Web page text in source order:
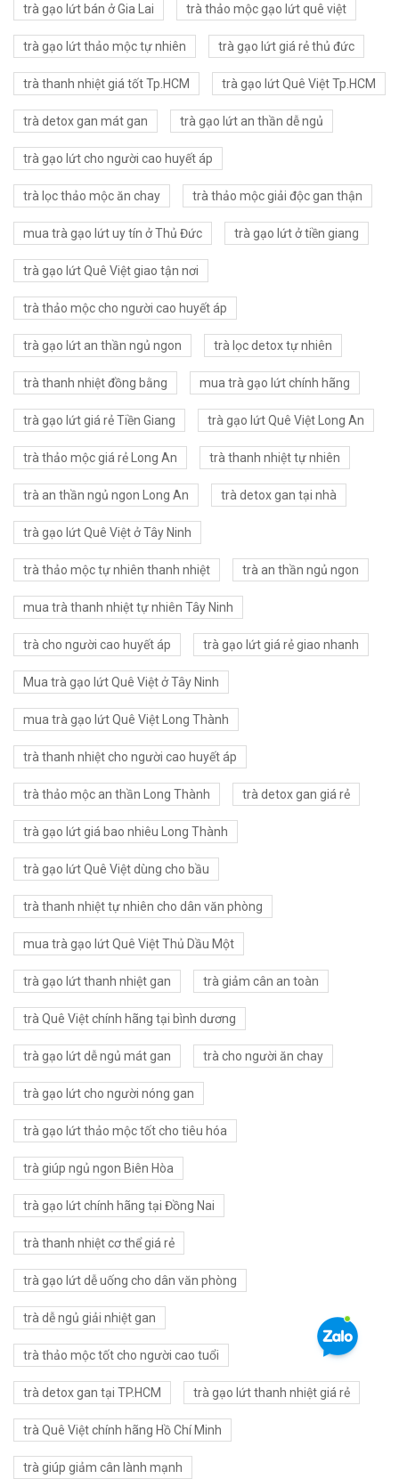
trà gạo lứt bán ở Gia Lai trà thảo mộc gạo lứt quê việt
trà gạo lứt thảo mộc tự nhiên trà gạo lứt giá rẻ thủ đức
trà thanh nhiệt giá tốt Tp.HCM trà gạo lứt Quê Việt Tp.HCM
trà detox gan mát gan trà gạo lứt an thần dễ ngủ
trà gạo lứt cho người cao huyết áp
trà lọc thảo mộc ăn chay trà thảo mộc giải độc gan thận
mua trà gạo lứt uy tín ở Thủ Đức trà gạo lứt ở tiền giang
trà gạo lứt Quê Việt giao tận nơi
trà thảo mộc cho người cao huyết áp
trà gạo lứt an thần ngủ ngon trà lọc detox tự nhiên
trà thanh nhiệt đồng bằng mua trà gạo lứt chính hãng
trà gạo lứt giá rẻ Tiền Giang trà gạo lứt Quê Việt Long An
trà thảo mộc giá rẻ Long An trà thanh nhiệt tự nhiên
trà an thần ngủ ngon Long An trà detox gan tại nhà
trà gạo lứt Quê Việt ở Tây Ninh
trà thảo mộc tự nhiên thanh nhiệt trà an thần ngủ ngon
mua trà thanh nhiệt tự nhiên Tây Ninh
trà cho người cao huyết áp trà gạo lứt giá rẻ giao nhanh
Mua trà gạo lứt Quê Việt ở Tây Ninh
mua trà gạo lứt Quê Việt Long Thành
trà thanh nhiệt cho người cao huyết áp
trà thảo mộc an thần Long Thành trà detox gan giá rẻ
trà gạo lứt giá bao nhiêu Long Thành
trà gạo lứt Quê Việt dùng cho bầu
trà thanh nhiệt tự nhiên cho dân văn phòng
mua trà gạo lứt Quê Việt Thủ Dầu Một
trà gạo lứt thanh nhiệt gan trà giảm cân an toàn
trà Quê Việt chính hãng tại bình dương
trà gạo lứt dễ ngủ mát gan trà cho người ăn chay
trà gạo lứt cho người nóng gan
trà gạo lứt thảo mộc tốt cho tiêu hóa
trà giúp ngủ ngon Biên Hòa
trà gạo lứt chính hãng tại Đồng Nai
trà thanh nhiệt cơ thể giá rẻ
trà gạo lứt dễ uống cho dân văn phòng
trà dễ ngủ giải nhiệt gan
trà thảo mộc tốt cho người cao tuổi
trà detox gan tại TP.HCM trà gạo lứt thanh nhiệt giá rẻ
trà Quê Việt chính hãng Hồ Chí Minh
trà giúp giảm cân lành mạnh